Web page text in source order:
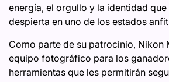
energía, el orgullo y la identidad que
despierta en uno de los estados
Como parte de su patrocinio, Nikon
equipo fotográfico para los
herramientas que les permitirán